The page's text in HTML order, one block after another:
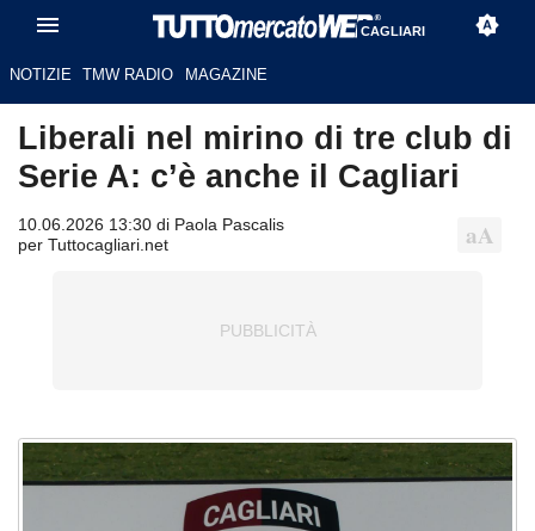
CAGLIARI
NOTIZIE TMW RADIO MAGAZINE
Liberali nel mirino di tre club di
Serie A: c’è anche il Cagliari
10.06.2026 13:30 di Paola Pascalis
per Tuttocagliari.net